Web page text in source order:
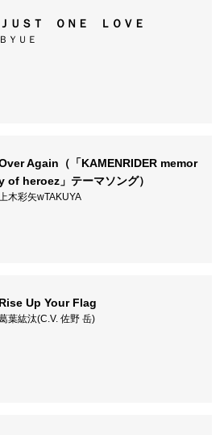
ＪＵＳＴ ＯＮＥ ＬＯＶＥ
ＢＹＵＥ
Again（「KAMENRIDER memor
of heroez」テーマソング）
木彩矢wTAKUYA
Rise Up Your Flag
葉紘汰(C.V. 佐野 岳)